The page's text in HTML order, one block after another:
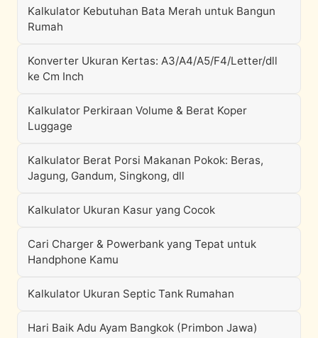
Kalkulator Kebutuhan Bata Merah untuk Bangun
Rumah
Konverter Ukuran Kertas: A3/A4/A5/F4/Letter/dll
ke Cm Inch
Kalkulator Perkiraan Volume & Berat Koper
Luggage
Kalkulator Berat Porsi Makanan Pokok: Beras,
Jagung, Gandum, Singkong, dll
Kalkulator Ukuran Kasur yang Cocok
Cari Charger & Powerbank yang Tepat untuk
Handphone Kamu
Kalkulator Ukuran Septic Tank Rumahan
Hari Baik Adu Ayam Bangkok (Primbon Jawa)